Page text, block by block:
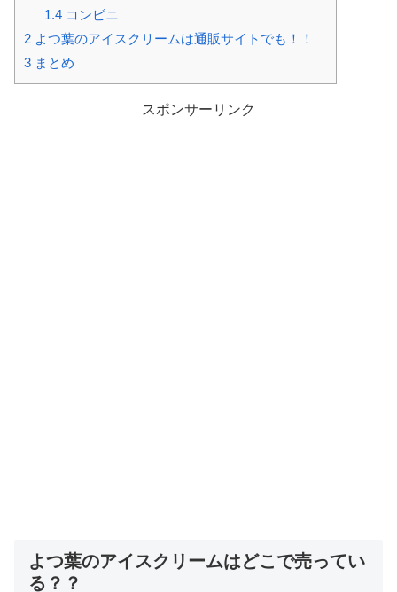
1.4コンビニ
2 よつ葉のアイスクリームは通販サイトでも！！
3 まとめ
スポンサーリンク
よつ葉のアイスクリームはどこで売ってい
る？？